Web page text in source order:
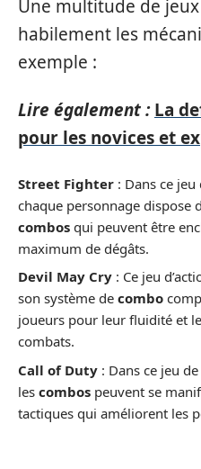
Une multitude de
habilement les
exemple :
Lire également : La
pour les novices et
Street Fighter : Dans ce
chaque personnage dispose
combos qui peuvent être
maximum de dégâts.
Devil May Cry : Ce jeu
son système de combo
joueurs pour leur fluidité et
combats.
Call of Duty : Dans ce jeu
les combos peuvent se
tactiques qui améliorent les